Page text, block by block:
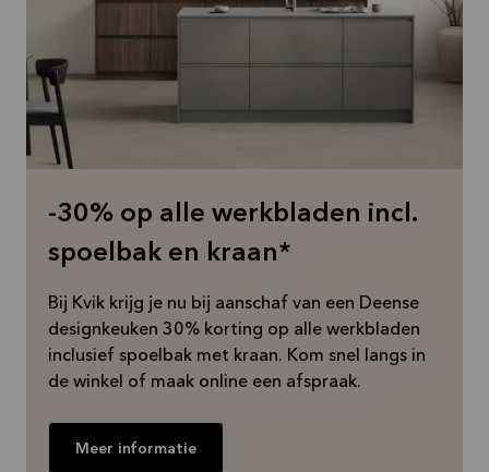
-30% op alle werkbladen incl.
spoelbak en kraan*
Bij Kvik krijg je nu bij aanschaf van een Deense
designkeuken 30% korting op alle werkbladen
inclusief spoelbak met kraan. Kom snel langs in
de winkel of maak online een afspraak.
Meer informatie